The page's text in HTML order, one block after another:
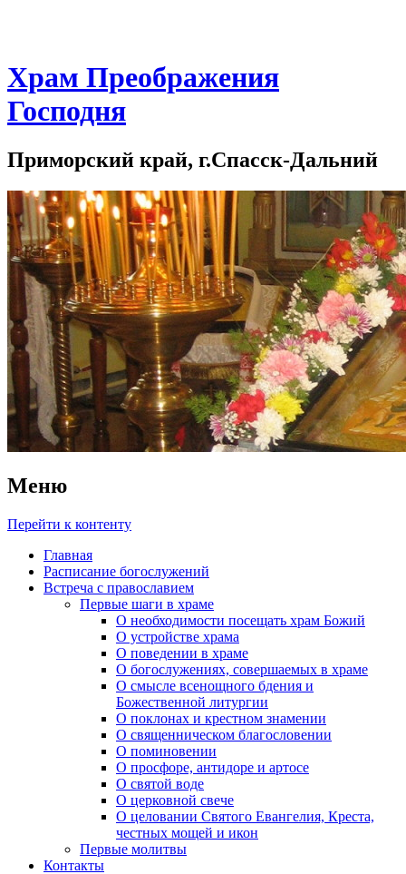
Храм Преображения
Господня
Приморский край, г.Спасск-Дальний
Меню
Перейти к контенту
Главная
Расписание богослужений
Встреча с православием
Первые шаги в храме
О необходимости посещать храм Божий
О устройстве храма
О поведении в храме
О богослужениях, совершаемых в храме
О смысле всенощного бдения и
Божественной литургии
О поклонах и крестном знамении
О священническом благословении
О поминовении
О просфоре, антидоре и артосе
О святой воде
О церковной свече
О целовании Святого Евангелия, Креста,
честных мощей и икон
Первые молитвы
Контакты